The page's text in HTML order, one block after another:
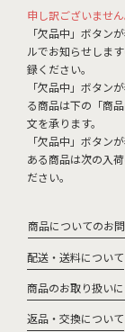
申し訳ございませ
「欠品中」ボタン
ルでお知らせしま
録ください。
「欠品中」ボタン
る商品は下の「商
文を承ります。
「欠品中」ボタン
ある商品は次の入
ださい。
商品についてのお
配送・送料について
商品のお取り扱い
返品・交換について